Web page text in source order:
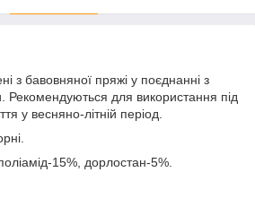
з бавовняної пряжі у поєднанні з
Рекомендуються для використання під
у весняно-літній період.
15%, дорлостан-5%.